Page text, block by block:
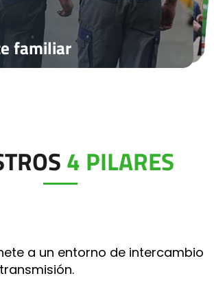
familiarde conocimientos
Equilibrio de vida
Evolución
4 PILARES
a un entorno de intercambio